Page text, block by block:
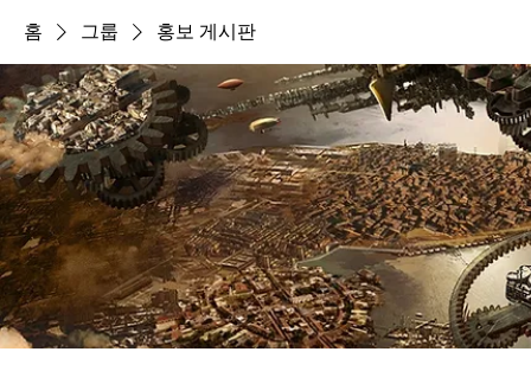
홈 그룹 홍보 게시판